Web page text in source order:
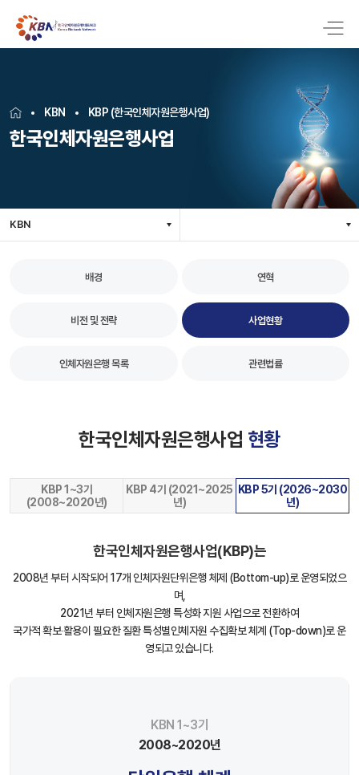
KBN KBP (한국인체자원은행사업)
한국인체자원은행사업
KBN
배경 연혁
비전 및 전략 사업현황
인체자원은행 목록 관련법률
한국인체자원은행사업 현황
KBP 1~3기
(2008~2020년)
KBP 4기 (2021~2025
년)
KBP 5기 (2026~2030
년)
한국인체자원은행사업(KBP)는
2008년 부터 시작되어 17개 인체자원단위은행 체제 (Bottom-up)로 운영되었으
며,
2021년 부터 인체자원은행 특성화 지원 사업으로 전환하여
국가적 확보‧활용이 필요한 질환 특성별인체자원 수집확보 체계 (Top-down)로 운
영되고 있습니다.
KBN 1~3기
2008~2020년